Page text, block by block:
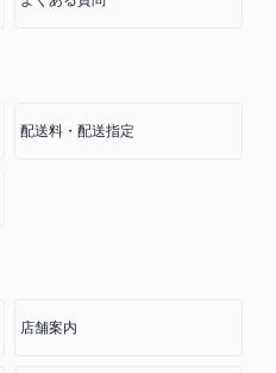
配送料・配送指定
店舗案内